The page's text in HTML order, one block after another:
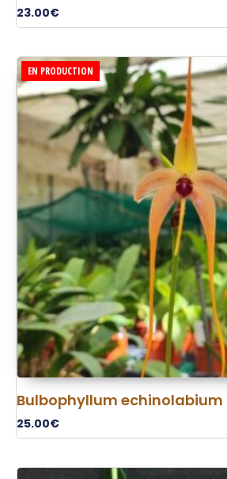
23.00€
EN PRODUCTION
Bulbophyllum echinolabium
25.00€